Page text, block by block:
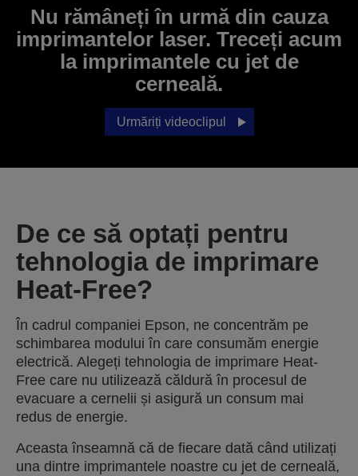
Nu rămâneți în urmă din cauza
imprimantelor laser. Treceți acum
la imprimantele cu jet de
cerneală.
Urmăriți videoclipul
De ce să optați pentru
tehnologia de imprimare
Heat-Free?
În cadrul companiei Epson, ne concentrăm pe
schimbarea modului în care consumăm energie
electrică. Alegeți tehnologia de imprimare Heat-
Free care nu utilizează căldură în procesul de
evacuare a cernelii și asigură un consum mai
redus de energie.
Aceasta înseamnă că de fiecare dată când utilizați
una dintre imprimantele noastre cu jet de cerneală,